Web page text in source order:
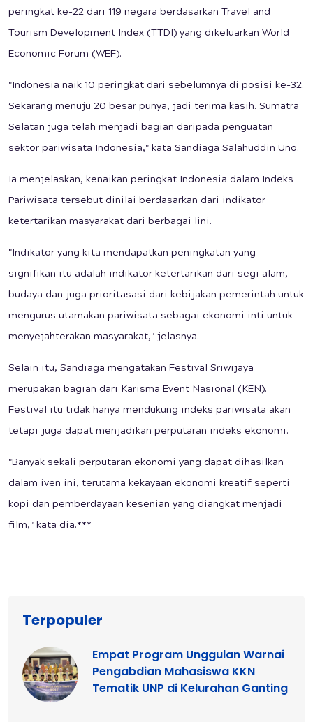
peringkat ke-22 dari 119 negara berdasarkan Travel and
Tourism Development Index (TTDI) yang dikeluarkan World
Economic Forum (WEF).
"Indonesia naik 10 peringkat dari sebelumnya di posisi ke-32.
Sekarang menuju 20 besar punya, jadi terima kasih. Sumatra
Selatan juga telah menjadi bagian daripada penguatan
sektor pariwisata Indonesia," kata Sandiaga Salahuddin Uno.
Ia menjelaskan, kenaikan peringkat Indonesia dalam Indeks
Pariwisata tersebut dinilai berdasarkan dari indikator
ketertarikan masyarakat dari berbagai lini.
"Indikator yang kita mendapatkan peningkatan yang
signifikan itu adalah indikator ketertarikan dari segi alam,
budaya dan juga prioritasasi dari kebijakan pemerintah untuk
mengurus utamakan pariwisata sebagai ekonomi inti untuk
menyejahterakan masyarakat," jelasnya.
Selain itu, Sandiaga mengatakan Festival Sriwijaya
merupakan bagian dari Karisma Event Nasional (KEN).
Festival itu tidak hanya mendukung indeks pariwisata akan
tetapi juga dapat menjadikan perputaran indeks ekonomi.
"Banyak sekali perputaran ekonomi yang dapat dihasilkan
dalam iven ini, terutama kekayaan ekonomi kreatif seperti
kopi dan pemberdayaan kesenian yang diangkat menjadi
film," kata dia.***
Terpopuler
Empat Program Unggulan Warnai
Pengabdian Mahasiswa KKN
Tematik UNP di Kelurahan Ganting